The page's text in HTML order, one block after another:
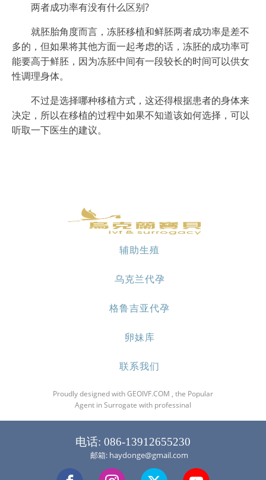
两者成功率有没有什么区别?
就胚胎角度而言，冻胚移植和鲜胚两者成功率是差不
多的，但如果将其他方面一起考虑的话，冻胚的成功率可
能要高于鲜胚，因为冻胚中间有一段较长的时间可以供女
性调理身体。
不过是选择哪种移植方式，这还得根据患者的身体来
决定，所以在移植的过程中如果不知道该如何选择，可以
听取一下医生的建议。
辅助生殖
乌克兰代孕
格鲁吉亚代孕
卵妹库
联系我们
Proudly designed with GEOIVF.COM , the Popular
Agent in Surrogate with professinal
电话: 086-13912655230
邮箱: haydonge@gmail.com